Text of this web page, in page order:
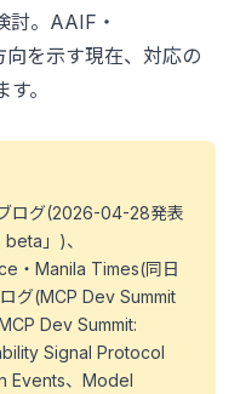
討。AAIF・
を示す現在、対応の
。
ログ(2026-04-28発表
」)、
・Manila Times(同日
グ(MCP Dev Summit
Dev Summit:
Signal Protocol
Events、Model